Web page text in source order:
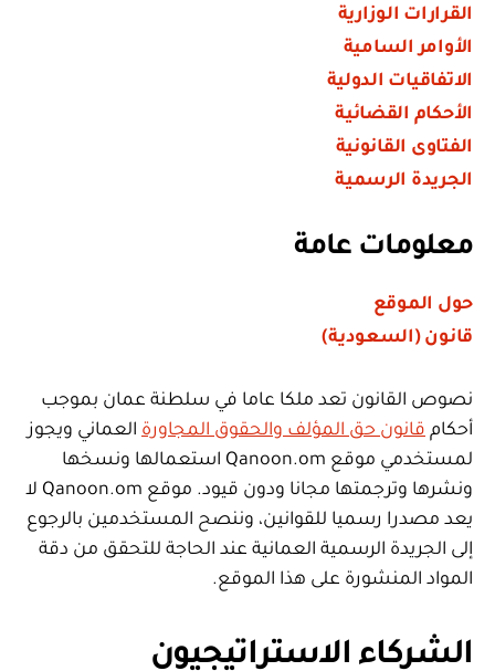
القرارات الوزارية
الأوامر السامية
الاتفاقيات الدولية
الأحكام القضائية
الفتاوى القانونية
الجريدة الرسمية
معلومات عامة
حول الموقع
قانون (السعودية)
نصوص القانون تعد ملكا عاما في سلطنة عمان بموجب
أحكام قانون حق المؤلف والحقوق المجاورة العماني ويجوز
لمستخدمي موقع Qanoon.om استعمالها ونسخها
ونشرها وترجمتها مجانا ودون قيود. موقع Qanoon.om لا
يعد مصدرا رسميا للقوانين، وننصح المستخدمين بالرجوع
إلى الجريدة الرسمية العمانية عند الحاجة للتحقق من دقة
المواد المنشورة على هذا الموقع.
الشركاء الاستراتيجيون